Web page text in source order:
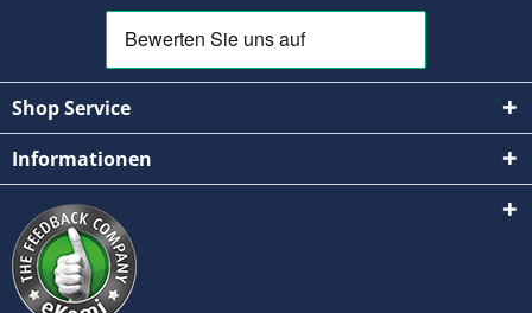
Shop Service
Informationen